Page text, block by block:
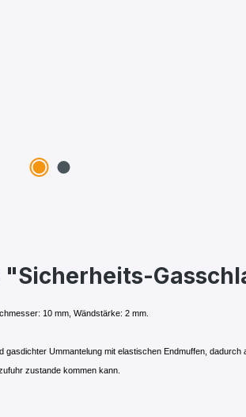
10 mm, Wändstärke: 2 mm.
Ummantelung mit elastischen Endmuffen,
zustande kommen kann.